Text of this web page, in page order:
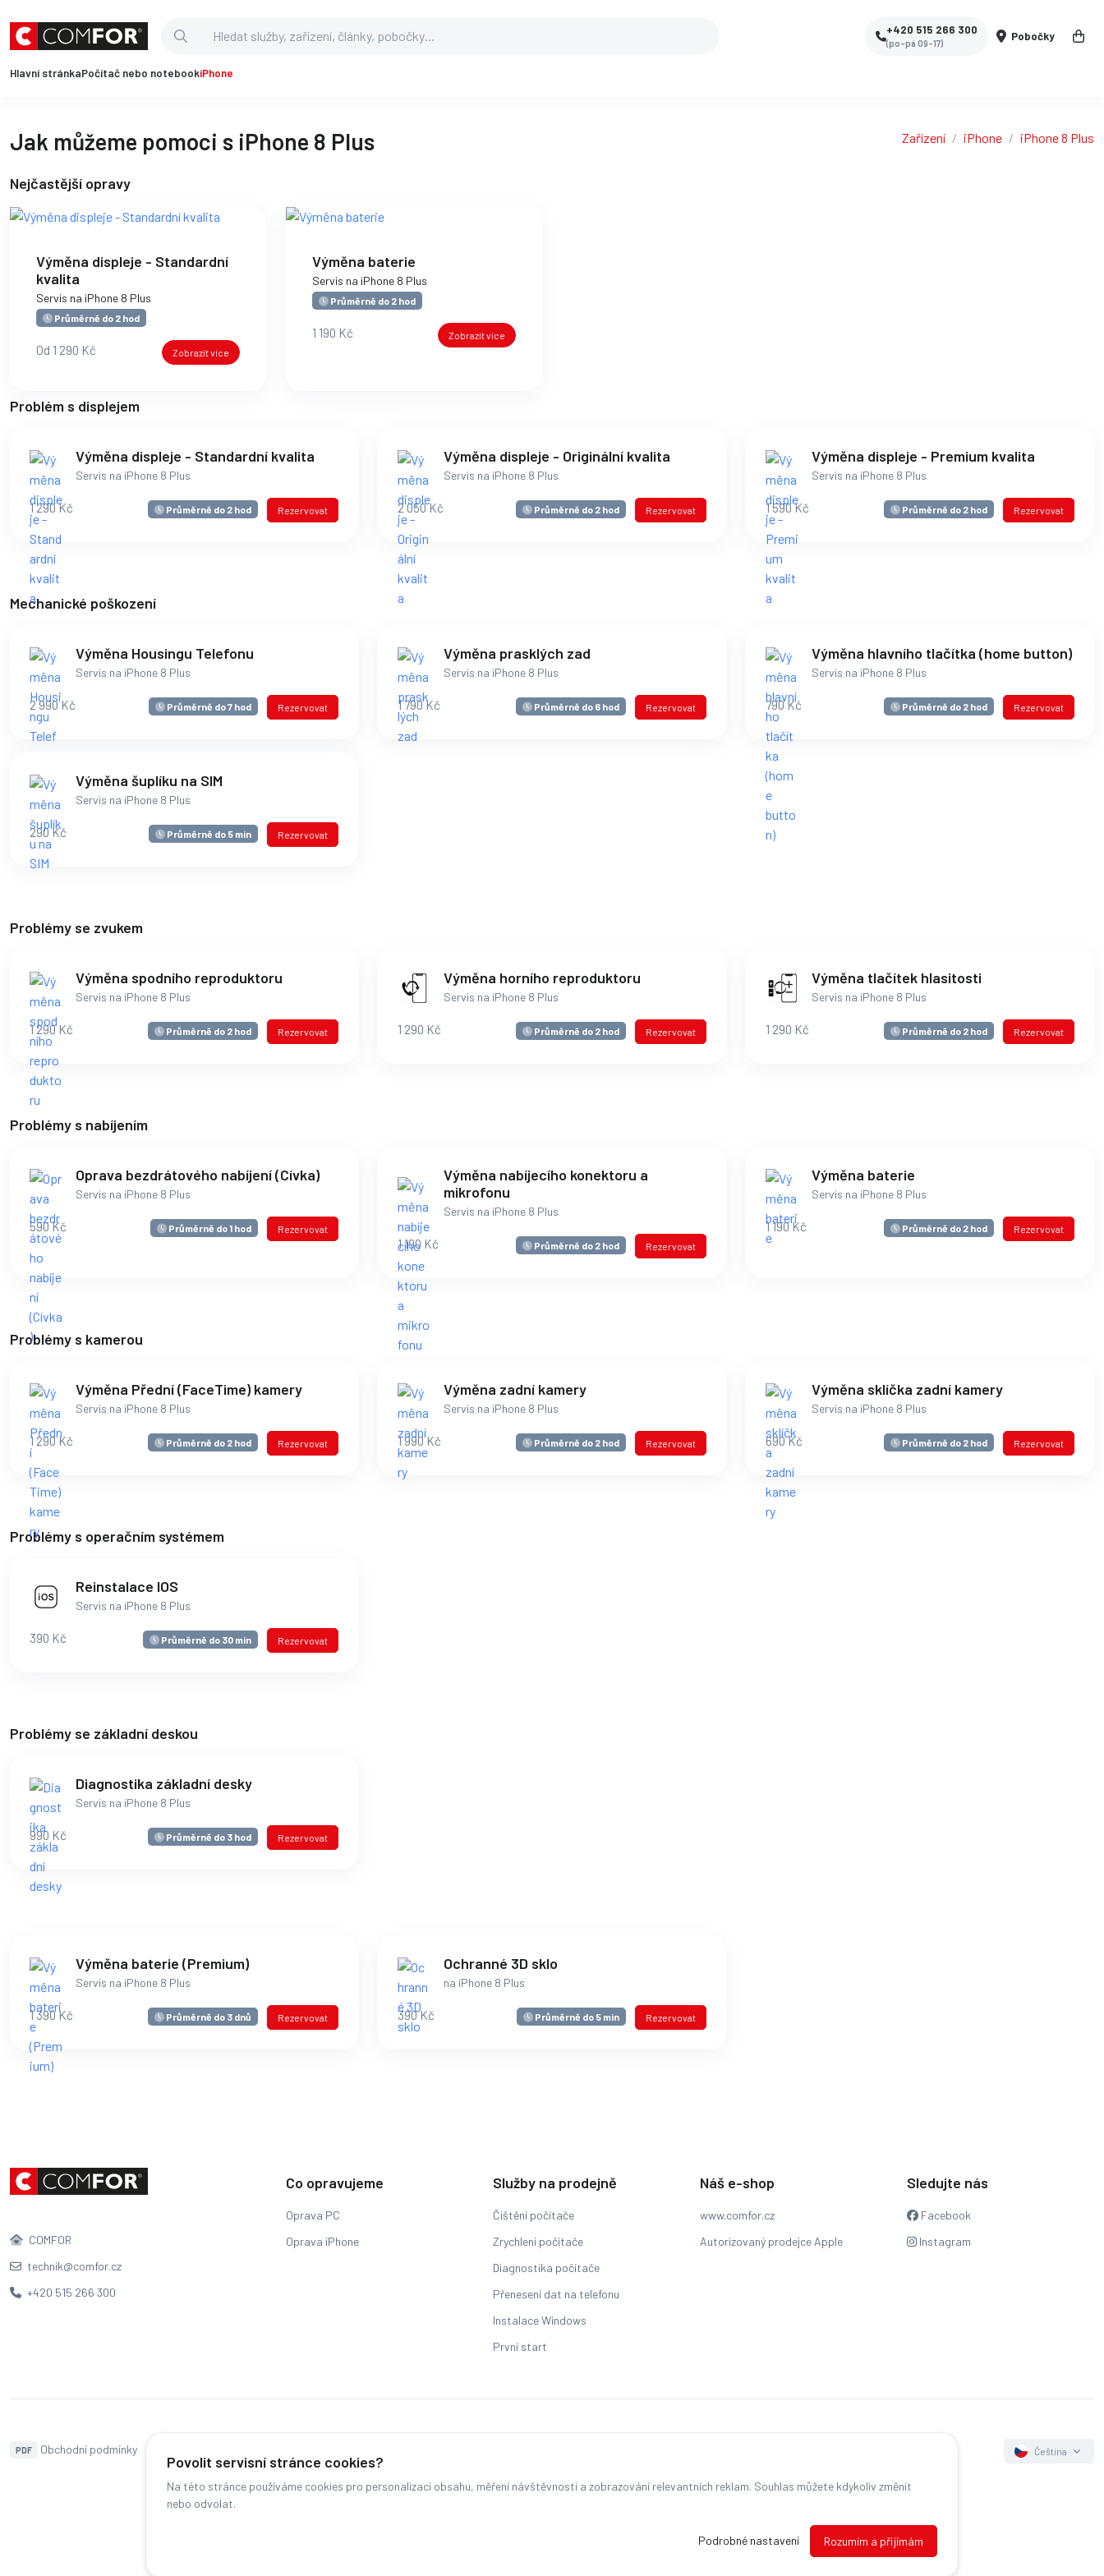
+420 515 266 300
(po-pá 09-17)
Pobočky
Hlavní stránkaPočítač nebo notebookiPhone
Jak můžeme pomoci s iPhone 8 Plus Zařízení iPhone iPhone 8 Plus
Nejčastější opravy
Výměna displeje - Standardní
kvalita
Servis na iPhone 8 Plus
Průměrně do 2 hod
Od 1 290 Kč Zobrazit více
Výměna baterie
Servis na iPhone 8 Plus
Průměrně do 2 hod
1 190 Kč Zobrazit více
Problém s displejem
Výměna displeje - Standardní kvalita
Servis na iPhone 8 Plus
1 290 Kč Průměrně do 2 hod Rezervovat
Výměna displeje - Originální kvalita
Servis na iPhone 8 Plus
2 050 Kč Průměrně do 2 hod Rezervovat
Výměna displeje - Premium kvalita
Servis na iPhone 8 Plus
1 590 Kč Průměrně do 2 hod Rezervovat
Mechanické poškození
Výměna Housingu Telefonu
Servis na iPhone 8 Plus
2 990 Kč Průměrně do 7 hod Rezervovat
Výměna prasklých zad
Servis na iPhone 8 Plus
1 790 Kč Průměrně do 6 hod Rezervovat
Výměna hlavního tlačítka (home button)
Servis na iPhone 8 Plus
790 Kč Průměrně do 2 hod Rezervovat
Výměna šuplíku na SIM
Servis na iPhone 8 Plus
290 Kč Průměrně do 5 min Rezervovat
Problémy se zvukem
Výměna spodního reproduktoru
Servis na iPhone 8 Plus
1 290 Kč Průměrně do 2 hod Rezervovat
Výměna horního reproduktoru
Servis na iPhone 8 Plus
1 290 Kč Průměrně do 2 hod Rezervovat
Výměna tlačítek hlasitosti
Servis na iPhone 8 Plus
1 290 Kč Průměrně do 2 hod Rezervovat
Problémy s nabíjením
Oprava bezdrátového nabíjení (Cívka)
Servis na iPhone 8 Plus
590 Kč Průměrně do 1 hod Rezervovat
Výměna nabíjecího konektoru a
mikrofonu
Servis na iPhone 8 Plus
1 190 Kč Průměrně do 2 hod Rezervovat
Výměna baterie
Servis na iPhone 8 Plus
1 190 Kč Průměrně do 2 hod Rezervovat
Problémy s kamerou
Výměna Přední (FaceTime) kamery
Servis na iPhone 8 Plus
1 290 Kč Průměrně do 2 hod Rezervovat
Výměna zadní kamery
Servis na iPhone 8 Plus
1 990 Kč Průměrně do 2 hod Rezervovat
Výměna sklíčka zadní kamery
Servis na iPhone 8 Plus
690 Kč Průměrně do 2 hod Rezervovat
Problémy s operačním systémem
Reinstalace IOS
Servis na iPhone 8 Plus
390 Kč Průměrně do 30 min Rezervovat
Problémy se základní deskou
Diagnostika základní desky
Servis na iPhone 8 Plus
990 Kč Průměrně do 3 hod Rezervovat
Výměna baterie (Premium)
Servis na iPhone 8 Plus
1 390 Kč Průměrně do 3 dnů Rezervovat
Ochranné 3D sklo
na iPhone 8 Plus
390 Kč Průměrně do 5 min Rezervovat
Povolit servisní stránce cookies?
Na této stránce používáme cookies pro personalizaci obsahu, měření návštěvnosti a zobrazování relevantních reklam. Souhlas můžete kdykoliv změnit
nebo odvolat.
Podrobné nastavení Rozumím a přijímám
COMFOR
technik@comfor.cz
+420 515 266 300
Co opravujeme
Oprava PC
Oprava iPhone
Služby na prodejně
Čištění počítače
Zrychlení počítače
Diagnostika počítače
Přenesení dat na telefonu
Instalace Windows
První start
Náš e-shop
www.comfor.cz
Autorizovaný prodejce Apple
Sledujte nás
Facebook
Instagram
PDF Obchodní podmínky Čeština